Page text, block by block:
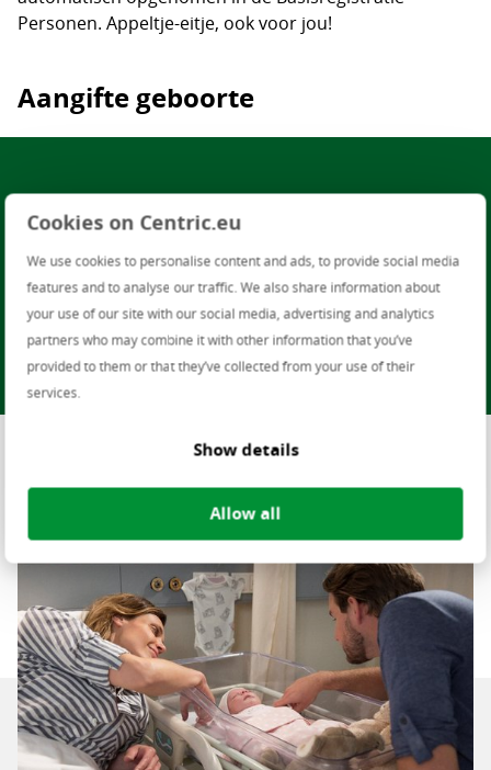
Cookies on Centric.eu
We use cookies to personalise content and ads, to provide social media
features and to analyse our traffic. We also share information about
your use of our site with our social media, advertising and analytics
partners who may combine it with other information that you’ve
provided to them or that they’ve collected from your use of their
services.
Show details
Allow all
Personen. Appeltje-eitje, ook voor jou!
Aangifte geboorte